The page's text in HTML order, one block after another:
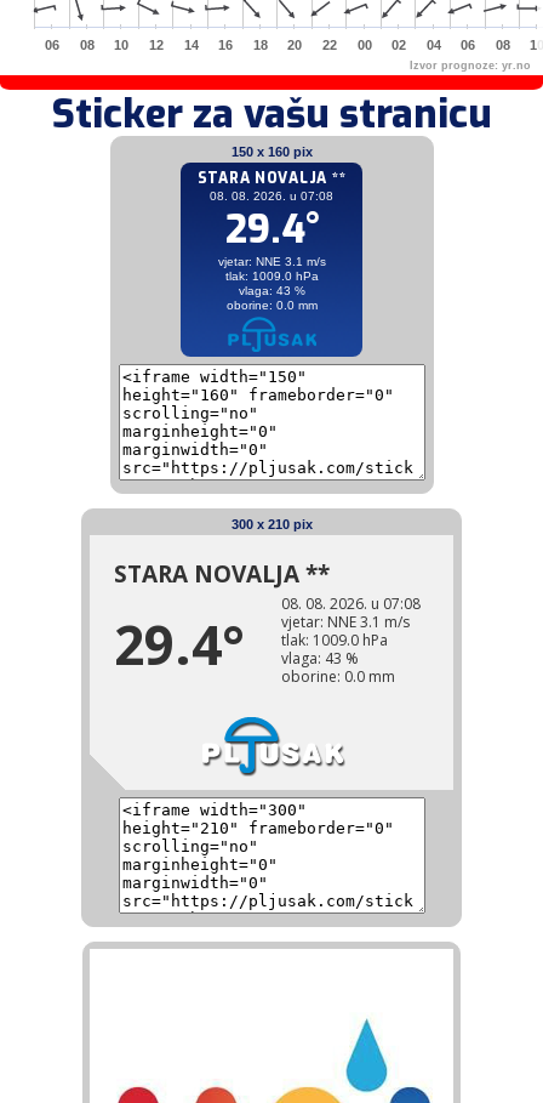
Izvor prognoze: yr.no
06 08 10 12 14 16 18 20 22 00 02 04 06 08
Sticker za vašu stranicu
150 x 160 pix
300 x 210 pix